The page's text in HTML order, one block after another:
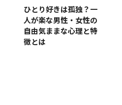
ひとり好きは孤独？一
人が楽な男性・女性の
自由気ままな心理と特
徴とは